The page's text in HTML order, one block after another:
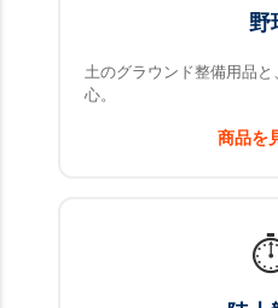
野
土のグラウンド整備用品
心。
商品を